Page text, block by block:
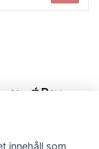
innehåll som